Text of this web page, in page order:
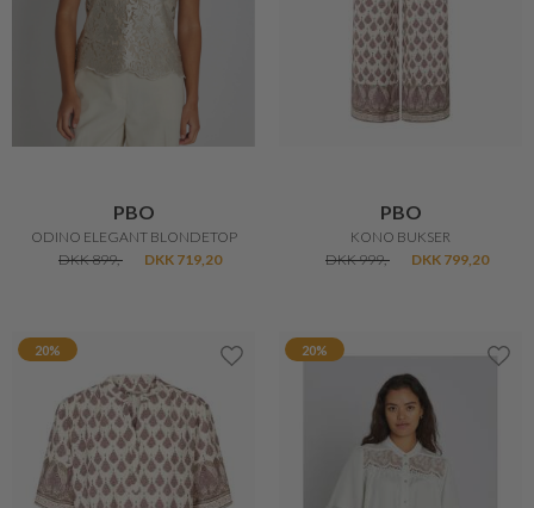
PBO
ODINO ELEGANT BLONDETOP
DKK 899,-
DKK 719,20
PBO
KONO BUKSER
DKK 999,-
DKK 799,20
20% 20%